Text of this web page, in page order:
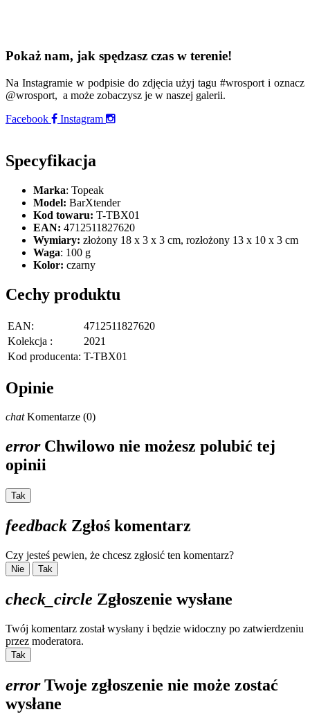
Pokaż nam, jak spędzasz czas w terenie!
Na Instagramie w podpisie do zdjęcia użyj tagu #wrosport i oznacz
@wrosport, a może zobaczysz je w naszej galerii.
Facebook
Instagram
Specyfikacja
Marka: Topeak
Model: BarXtender
Kod towaru: T-TBX01
EAN: 4712511827620
Wymiary: złożony 18 x 3 x 3 cm, rozłożony 13 x 10 x 3 cm
Waga: 100 g
Kolor: czarny
Cechy produktu
EAN:
4712511827620
Kolekcja :
2021
Kod producenta: T-TBX01
Opinie
chatKomentarze (0)
errorChwilowo nie możesz polubić tej
opinii
Tak
feedback Zgłoś komentarz
Czy jesteś pewien, że chcesz zgłosić ten komentarz?
Nie Tak
check_circle Zgłoszenie wysłane
Twój komentarz został wysłany i będzie widoczny po zatwierdzeniu
przez moderatora.
Tak
errorTwoje zgłoszenie nie może zostać
wysłane